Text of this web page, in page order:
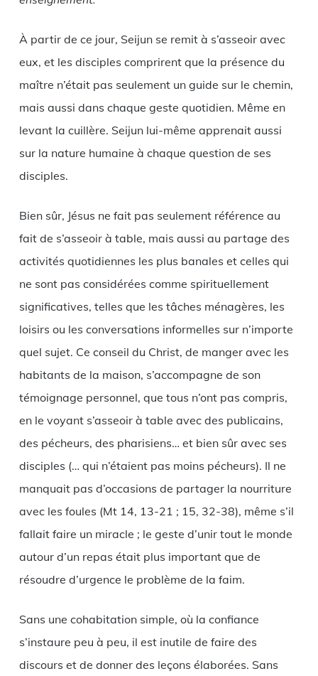
À partir de ce jour, Seijun se remit à s’asseoir avec
eux, et les disciples comprirent que la présence du
maître n’était pas seulement un guide sur le chemin,
mais aussi dans chaque geste quotidien. Même en
levant la cuillère. Seijun lui-même apprenait aussi
sur la nature humaine à chaque question de ses
disciples.
Bien sûr, Jésus ne fait pas seulement référence au
fait de s’asseoir à table, mais aussi au partage des
activités quotidiennes les plus banales et celles qui
ne sont pas considérées comme spirituellement
significatives, telles que les tâches ménagères, les
loisirs ou les conversations informelles sur n’importe
quel sujet. Ce conseil du Christ, de manger avec les
habitants de la maison, s’accompagne de son
témoignage personnel, que tous n’ont pas compris,
en le voyant s’asseoir à table avec des publicains,
des pécheurs, des pharisiens… et bien sûr avec ses
disciples (… qui n’étaient pas moins pécheurs). Il ne
manquait pas d’occasions de partager la nourriture
avec les foules (Mt 14, 13-21 ; 15, 32-38), même s’il
fallait faire un miracle ; le geste d’unir tout le monde
autour d’un repas était plus important que de
résoudre d’urgence le problème de la faim.
Sans une cohabitation simple, où la confiance
s’instaure peu à peu, il est inutile de faire des
discours et de donner des leçons élaborées. Sans